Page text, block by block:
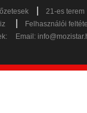
21-es terem
Felhasználói
Email: